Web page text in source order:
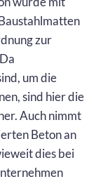
zur
um die
sind hier die
Auch nimmt
Beton an
dies bei